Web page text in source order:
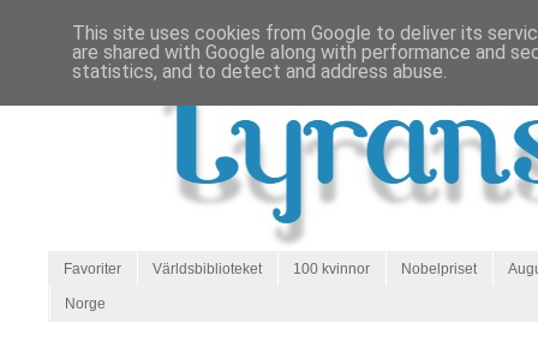
Favoriter Världsbiblioteket 100 kvinnor Nobelpriset
Norge
This site uses cookies from Google to deliver its
are shared with Google along with performance and
statistics, and to detect and address abuse.